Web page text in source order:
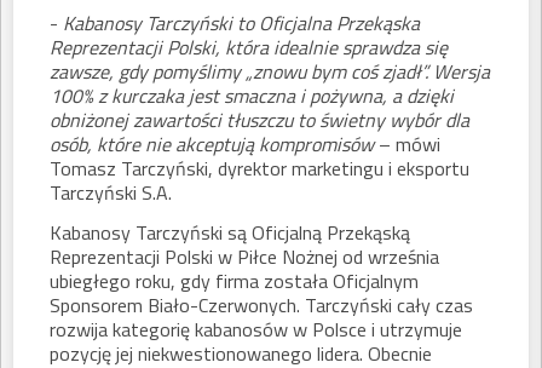
- Kabanosy Tarczyński to Oficjalna Przekąska
Reprezentacji Polski, która idealnie sprawdza się
zawsze, gdy pomyślimy „znowu bym coś zjadł”. Wersja
100% z kurczaka jest smaczna i pożywna, a dzięki
obniżonej zawartości tłuszczu to świetny wybór dla
osób, które nie akceptują kompromisów– mówi
Tomasz Tarczyński, dyrektor marketingu i eksportu
Tarczyński S.A.
Kabanosy Tarczyński są Oficjalną Przekąską
Reprezentacji Polski w Piłce Nożnej od września
ubiegłego roku, gdy firma została Oficjalnym
Sponsorem Biało-Czerwonych. Tarczyński cały czas
rozwija kategorię kabanosów w Polsce i utrzymuje
pozycję jej niekwestionowanego lidera. Obecnie